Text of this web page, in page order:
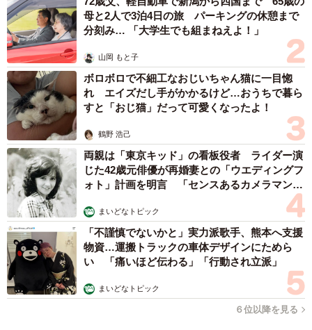
5/7
AIの進化と人間の仕事（提供画像）
次に、全回答者（※AIチャットを「知らない」と答えた人
には、その機能を説明した上で回答）に対して、「AIの進
化が人間の仕事を奪うと思いますか」と聞いたところ、
76.9%の人が「AIに人間の仕事を奪われると思う」（とても
思う：15.5%・思う：26.7%・どちらかといえば思う：
34.7%）と回答しました。
これを年代別でみると、「20代」（81.7%）が最も多く、
次いで「30代」（74.6%）、「40代」（72.9%）、「50
代」（66.7%）と続き、年代が上がるごとにその印象が低
くなる傾向が見られました。
母と2人で3泊4日の旅 パーキングの休憩まで
分刻み… 「大学生でも組まねえよ！」
山岡 もと子
ボロボロで不細工なおじいちゃん猫に一目惚
れ エイズだし手がかかるけど…おうちで暮ら
すと「おじ猫」だって可愛くなったよ！
鶴野 浩己
両親は「東京キッド」の看板役者 ライダー演
じた42歳元俳優が再婚妻との「ウエディングフ
ォト」計画を明言 「センスあるカメラマン求
まいどなトピック
「不謹慎でないかと」実力派歌手、熊本へ支援
物資…運搬トラックの車体デザインにためら
い 「痛いほど伝わる」「行動され立派」
まいどなトピック
６位以降を見る